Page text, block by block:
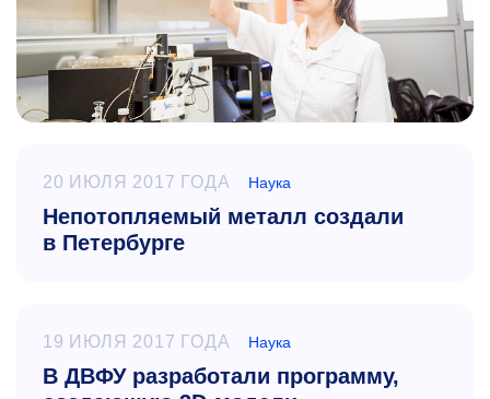
20 ИЮЛЯ 2017 ГОДА Наука
Непотопляемый металл создали
в Петербурге
19 ИЮЛЯ 2017 ГОДА Наука
В ДВФУ разработали программу,